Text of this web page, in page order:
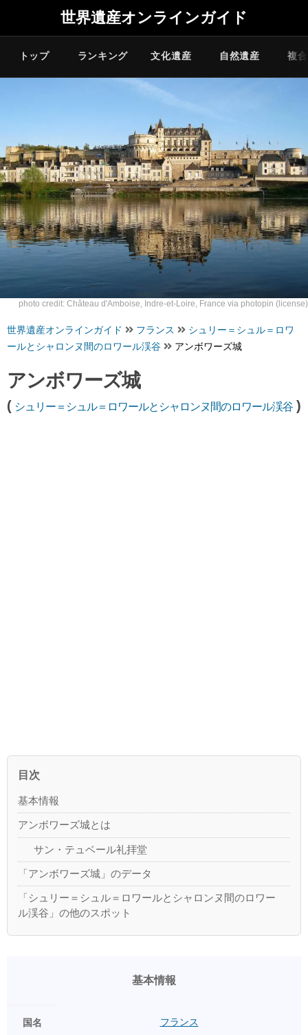
世界遺産オンラインガイド
トップ ランキング 文化遺産 自然遺産 複
photo credit: Château d'Amboise, Indre-et-Loire, France via photopin (license)
世界遺産オンラインガイド フランス
シュリー＝シュル＝ロワ
ールとシャロンヌ間のロワール渓谷
アンボワーズ城
アンボワーズ城
( シュリー＝シュル＝ロワールとシャロンヌ間のロワール渓谷 )
目次
基本情報
アンボワーズ城とは
サン・テュベール礼拝堂
「アンボワーズ城」のデータ
「シュリー＝シュル＝ロワールとシャロンヌ間のロワー
ル渓谷」の他のスポット
基本情報
国名 フランス